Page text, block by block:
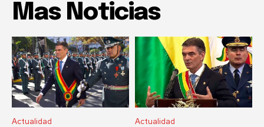
Mas Noticias
Actualidad Actualidad